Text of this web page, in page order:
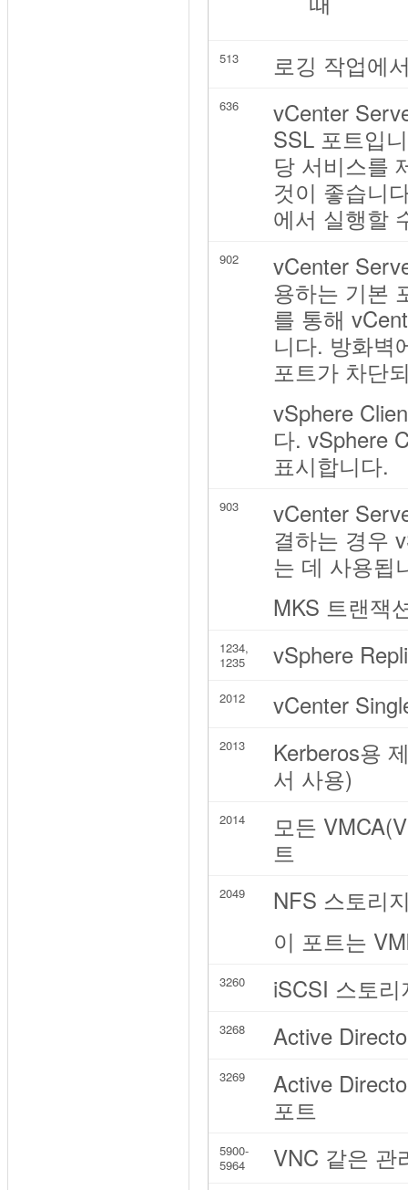
513 로깅 작업에
636
vCenter
SSL 포트입
당 서비스를
것이 좋습니
에서 실행할
902
vCenter
용하는 기본
를 통해
니다. 방화벽
포트가 차단
vSphere
다. vSphere
표시합니다.
903
vCenter
결하는 경우
는 데 사용됩
MKS 트랜잭
1234,
1235
vSphere
2012 vCenter
2013
Kerberos용
서 사용)
2014
모든
트
2049
NFS 스토리
이 포트는
3260 iSCSI 스토
3268 Active
3269
Active
포트
5900-
5964
VNC 같은 관